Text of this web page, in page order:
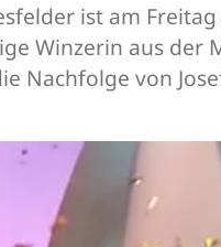
ist am
Winzerin aus
Nachfolge von